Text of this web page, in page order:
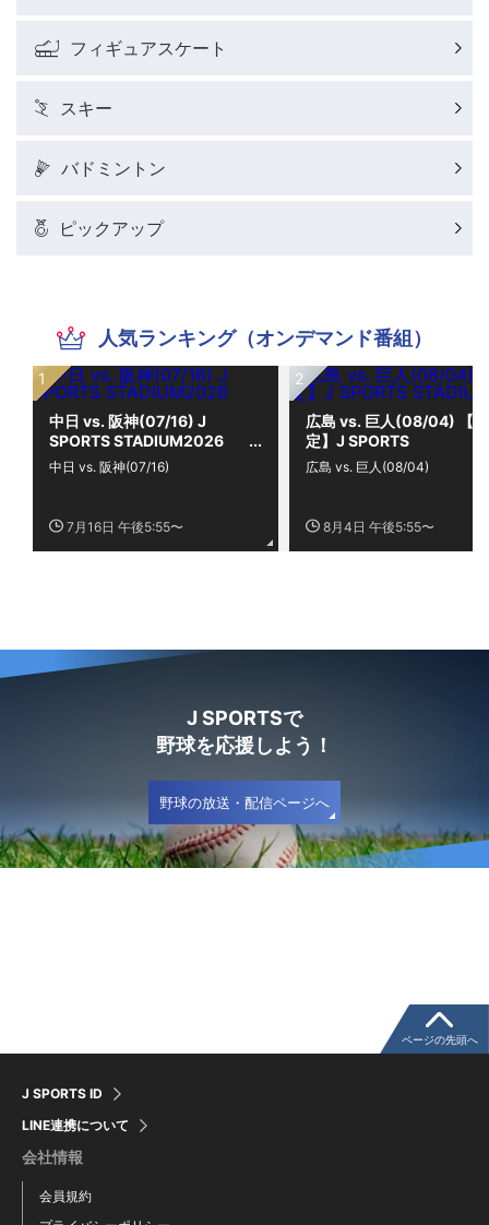
フィギュアスケート
スキー
バドミントン
ピックアップ
人気ランキング（オンデマンド番組）
中日 vs. 阪神(07/16) J
SPORTS STADIUM2026
7月16日 午後5:55〜
中日 vs. 阪神(07/16)
広島 vs. 巨人(08/04) 【限
定】J SPORTS
STADIUM2026
8月4日 午後5:55〜
広島 vs. 巨人(08/04)
J SPORTSで
野球を応援しよう！
野球の放送・配信ページへ
J SPORTS ID
LINE連携について
会社情報
会員規約
ページの先頭へ